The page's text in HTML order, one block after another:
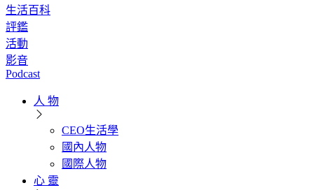
生活百科
評鑑
活動
影音
Podcast
人 物
CEO生活學
國內人物
國際人物
心 靈